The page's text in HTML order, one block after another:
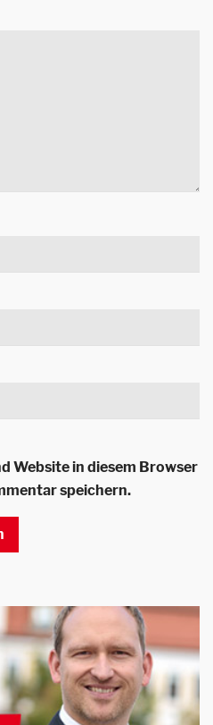
Website in diesem Browser
speichern.